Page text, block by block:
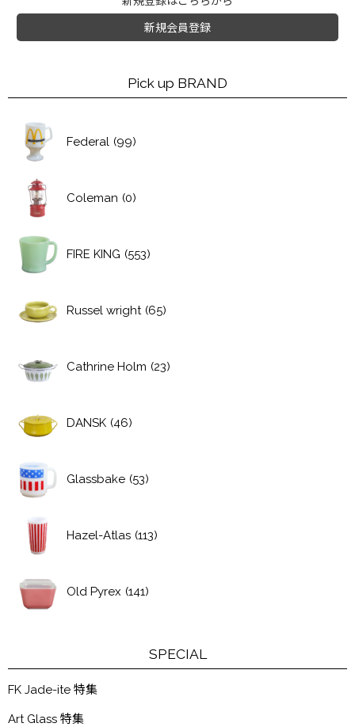
新規会員登録
Pick up BRAND
Federal (99)
Coleman (0)
FIRE KING (553)
Russel wright (65)
Cathrine Holm (23)
DANSK (46)
Glassbake (53)
Hazel-Atlas (113)
Old Pyrex (141)
SPECIAL
FK Jade-ite 特集
Art Glass 特集